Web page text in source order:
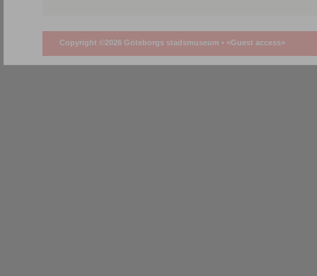
Copyright ©2026 Göteborgs stadsmuseum • <Guest access>